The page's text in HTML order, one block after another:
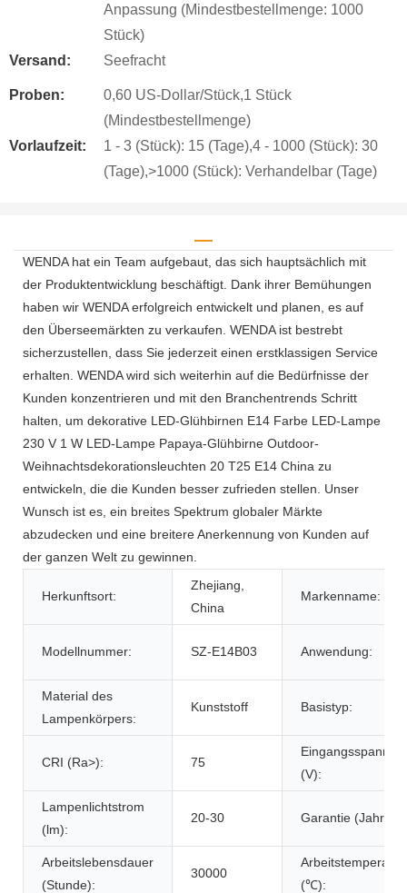
Anpassung (Mindestbestellmenge: 1000
Stück)
Versand:
Seefracht
Proben:
0,60 US-Dollar/Stück,1 Stück
(Mindestbestellmenge)
Vorlaufzeit:
1 - 3 (Stück): 15 (Tage),4 - 1000 (Stück): 30
(Tage),>1000 (Stück): Verhandelbar (Tage)
WENDA hat ein Team aufgebaut, das sich hauptsächlich mit
der Produktentwicklung beschäftigt. Dank ihrer Bemühungen
haben wir WENDA erfolgreich entwickelt und planen, es auf
den Überseemärkten zu verkaufen. WENDA ist bestrebt
sicherzustellen, dass Sie jederzeit einen erstklassigen Service
erhalten. WENDA wird sich weiterhin auf die Bedürfnisse der
Kunden konzentrieren und mit den Branchentrends Schritt
halten, um dekorative LED-Glühbirnen E14 Farbe LED-Lampe
230 V 1 W LED-Lampe Papaya-Glühbirne Outdoor-
Weihnachtsdekorationsleuchten 20 T25 E14 China zu
entwickeln, die die Kunden besser zufrieden stellen. Unser
Wunsch ist es, ein breites Spektrum globaler Märkte
abzudecken und eine breitere Anerkennung von Kunden auf
der ganzen Welt zu gewinnen.
Herkunftsort:
Zhejiang,
China
Markenname:
Modellnummer: SZ-E14B03 Anwendung:
Material des
Lampenkörpers:
Kunststoff Basistyp:
CRI (Ra>): 75
(V):
Lampenlichtstrom
(lm):
20-30 Garantie (Jahr):
Arbeitslebensdauer
(Stunde):
30000
Arbeitstemperatur
(℃):